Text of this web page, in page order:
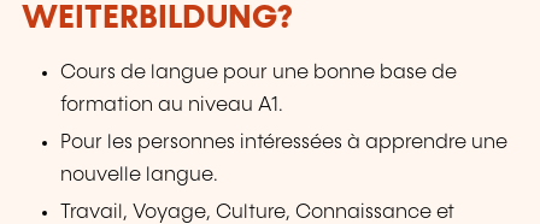
WEITERBILDUNG?
Cours de langue pour une bonne base de
formation au niveau A1.
Pour les personnes intéressées à apprendre une
nouvelle langue.
Travail, Voyage, Culture, Connaissance et